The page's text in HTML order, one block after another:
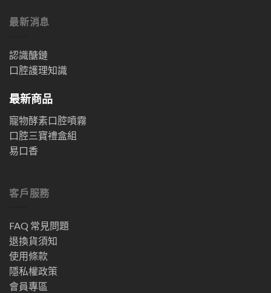
最新消息
認識醣鏈
口腔護理知識
最新商品
寵物酵素口腔噴霧
口腔三寶禮盒組
易口香
客戶服務
FAQ 常見問題
退換貨須知
使用條款
隱私權政策
會員專區